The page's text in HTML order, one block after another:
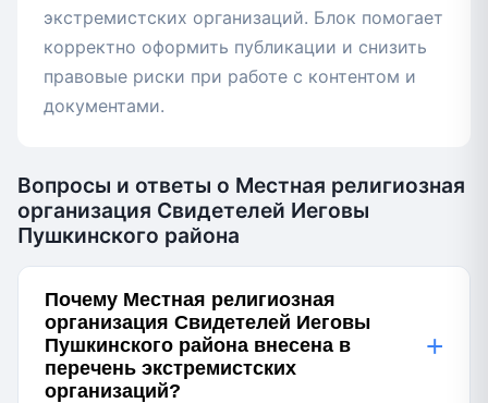
экстремистских организаций. Блок помогает
корректно оформить публикации и снизить
правовые риски при работе с контентом и
документами.
Вопросы и ответы о Местная религиозная
организация Свидетелей Иеговы
Пушкинского района
Почему Местная религиозная
организация Свидетелей Иеговы
Пушкинского района внесена в
перечень экстремистских
организаций?
+